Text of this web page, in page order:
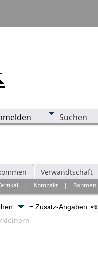
Suchen
Verwandtschaft
| Kompakt | Rahmen
= Zusatz-Angaben